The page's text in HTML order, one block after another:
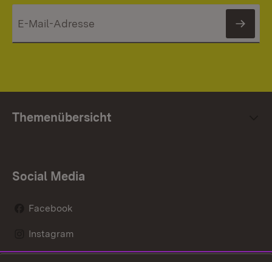
Themenübersicht
Social Media
Facebook
Instagram